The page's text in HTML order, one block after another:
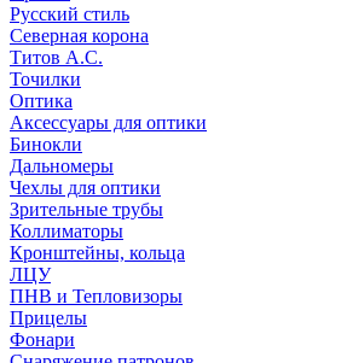
Русский стиль
Северная корона
Титов А.С.
Точилки
Оптика
Аксессуары для оптики
Бинокли
Дальномеры
Чехлы для оптики
Зрительные трубы
Коллиматоры
Кронштейны, кольца
ЛЦУ
ПНВ и Тепловизоры
Прицелы
Фонари